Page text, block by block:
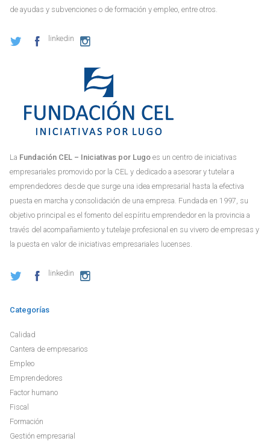
de ayudas y subvenciones o de formación y empleo, entre otros.
linkedin
La Fundación CEL – Iniciativas por Lugo es un centro de iniciativas
empresariales promovido por la CEL y dedicado a asesorar y tutelar a
emprendedores desde que surge una idea empresarial hasta la efectiva
puesta en marcha y consolidación de una empresa. Fundada en 1997, su
objetivo principal es el fomento del espíritu emprendedor en la provincia a
través del acompañamiento y tutelaje profesional en su vivero de empresas y
la puesta en valor de iniciativas empresariales lucenses.
linkedin
Categorías
Calidad
Cantera de empresarios
Empleo
Emprendedores
Factor humano
Fiscal
Formación
Gestión empresarial